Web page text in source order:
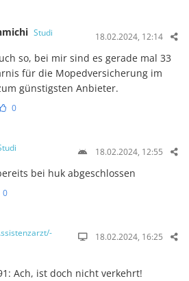
Studi 18.02.2024, 12:14
so, bei mir sind es gerade mal 33
für die Mopedversicherung im
günstigsten Anbieter.
0
18.02.2024, 12:55
bei huk abgeschlossen
0
18.02.2024, 16:25
Ach, ist doch nicht verkehrt!